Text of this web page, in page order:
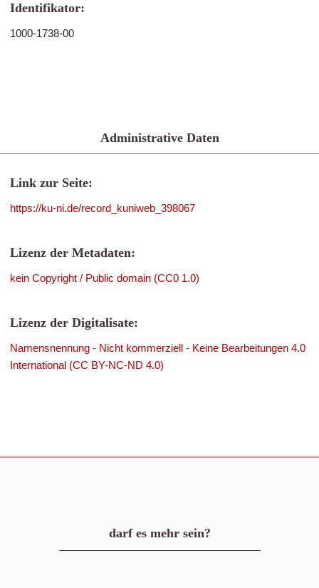
Identifikator:
1000-1738-00
Administrative Daten
Link zur Seite:
https://ku-ni.de/record_kuniweb_398067
Lizenz der Metadaten:
kein Copyright / Public domain (CC0 1.0)
Lizenz der Digitalisate:
Namensnennung - Nicht kommerziell - Keine Bearbeitungen 4.0
International (CC BY-NC-ND 4.0)
darf es mehr sein?